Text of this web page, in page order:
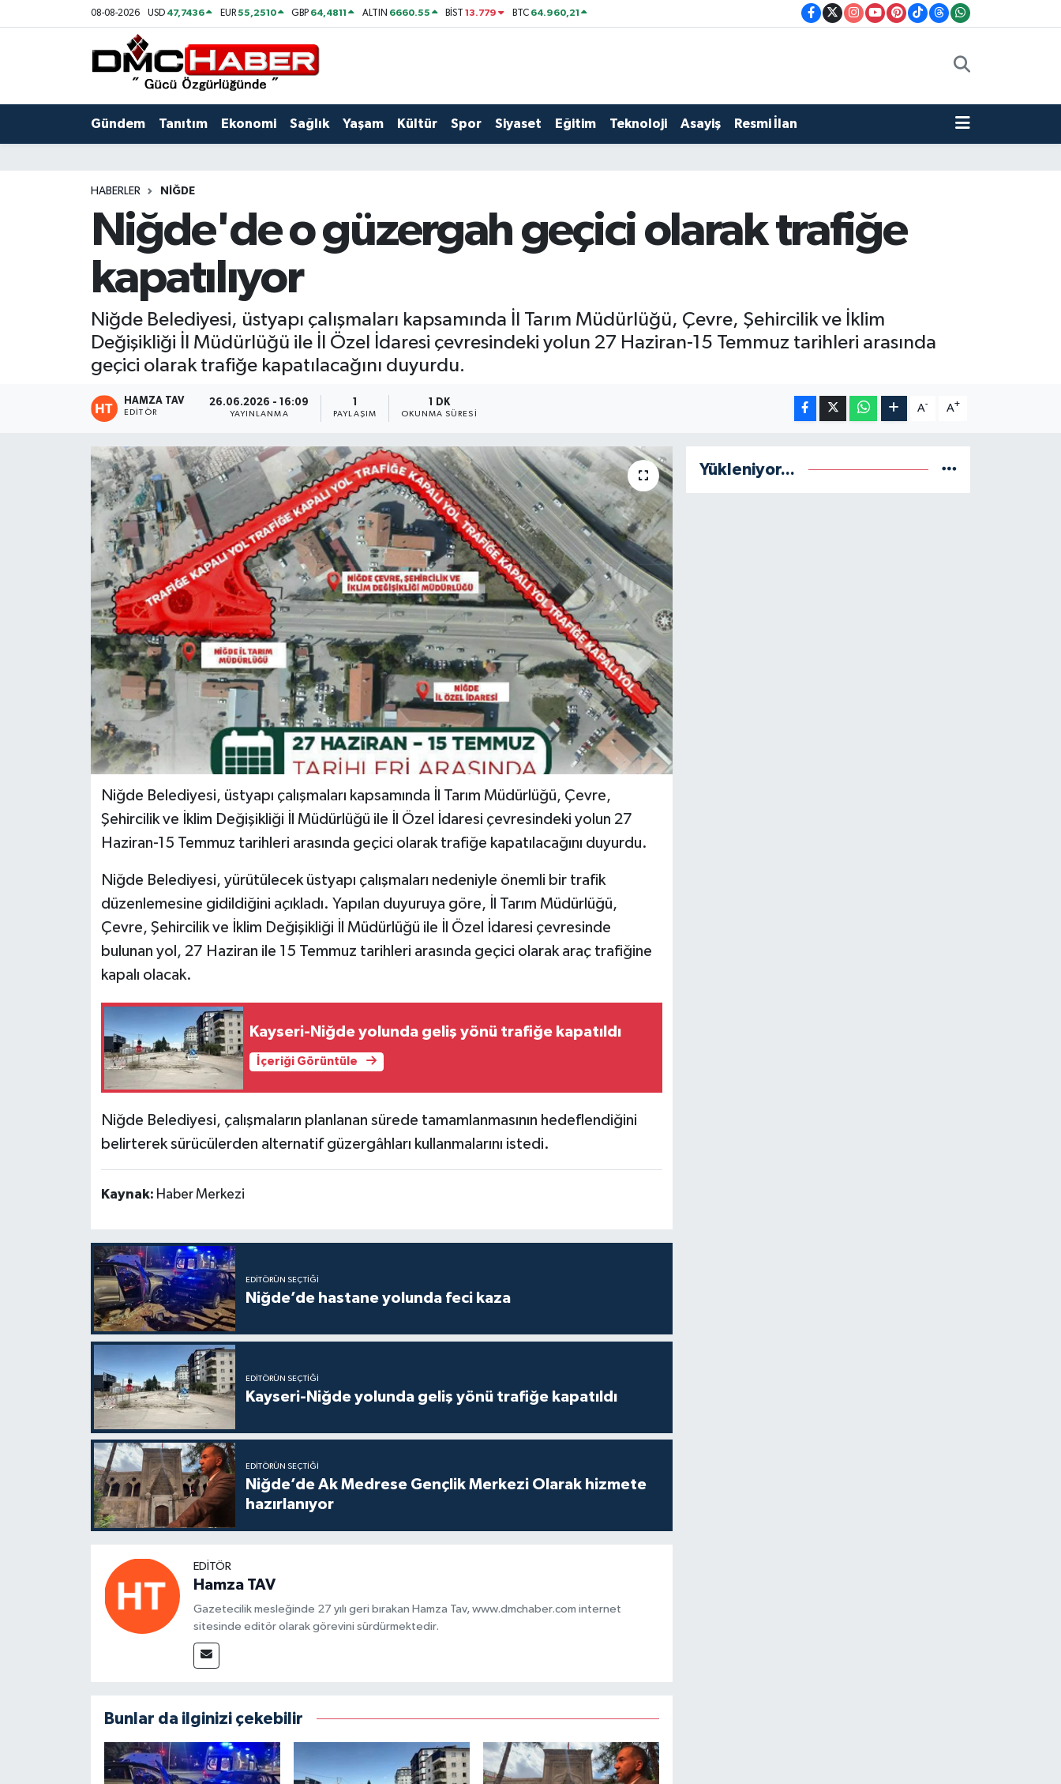
08-08-2026 USD 47,7436 EUR55,2510 GBP 64,4811 ALTIN 6660.55 BİST13.779 BTC 64.960,21
Gündem Tanıtım Ekonomi Sağlık Yaşam Kültür Spor Siyaset Eğitim Teknoloji Asayiş Resmi İlan
HABERLER NIĞDE
Niğde'de o güzergah geçici olarak trafiğe
kapatılıyor
Niğde Belediyesi, üstyapı çalışmaları kapsamında İl Tarım Müdürlüğü, Çevre, Şehircilik ve İklim
Değişikliği İl Müdürlüğü ile İl Özel İdaresi çevresindeki yolun 27 Haziran-15 Temmuz tarihleri arasında
geçici olarak trafiğe kapatılacağını duyurdu.
HAMZA TAV
EDITÖR
26.06.2026 - 16:09
YAYINLANMA PAYLAŞIM
1 DK
OKUNMA SÜRESI
A- A+
Niğde Belediyesi, üstyapı çalışmaları kapsamında İl Tarım Müdürlüğü, Çevre,
Şehircilik ve İklim Değişikliği İl Müdürlüğü ile İl Özel İdaresi çevresindeki yolun 27
Haziran-15 Temmuz tarihleri arasında geçici olarak trafiğe kapatılacağını duyurdu.
Niğde Belediyesi, yürütülecek üstyapı çalışmaları nedeniyle önemli bir trafik
düzenlemesine gidildiğini açıkladı. Yapılan duyuruya göre, İl Tarım Müdürlüğü,
Çevre, Şehircilik ve İklim Değişikliği İl Müdürlüğü ile İl Özel İdaresi çevresinde
bulunan yol, 27 Haziran ile 15 Temmuz tarihleri arasında geçici olarak araç trafiğine
kapalı olacak.
Kayseri-Niğde yolunda geliş yönü trafiğe kapatıldı
İçeriği Görüntüle
Niğde Belediyesi, çalışmaların planlanan sürede tamamlanmasının hedeflendiğini
belirterek sürücülerden alternatif güzergâhları kullanmalarını istedi.
Kaynak: Haber Merkezi
EDITÖRÜN SEÇTIĞI
Niğde’de hastane yolunda feci kaza
EDITÖRÜN SEÇTIĞI
Kayseri-Niğde yolunda geliş yönü trafiğe kapatıldı
EDITÖRÜN SEÇTIĞI
Niğde’de Ak Medrese Gençlik Merkezi Olarak hizmete
hazırlanıyor
EDITÖR
Hamza TAV
Gazetecilik mesleğinde 27 yılı geri bırakan Hamza Tav, www.dmchaber.com internet
sitesinde editör olarak görevini sürdürmektedir.
Bunlar da ilginizi çekebilir
Yükleniyor...
Gündem
Teknoloji
Resmi İlan
Nöbetçi Eczaneler
Tüm Manşetler
Son Dakika Haberleri